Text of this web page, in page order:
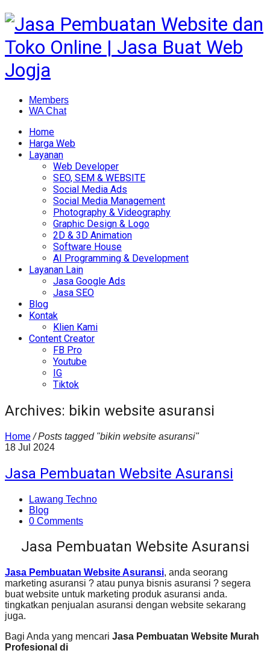
Members
WA Chat
Home
Harga Web
Layanan
Web Developer
SEO, SEM & WEBSITE
Social Media Ads
Social Media Management
Photography & Videography
Graphic Design & Logo
2D & 3D Animation
Software House
AI Programming & Development
Layanan Lain
Jasa Google Ads
Jasa SEO
Blog
Kontak
Klien Kami
Content Creator
FB Pro
Youtube
IG
Tiktok
Archives: bikin website asuransi
Home / Posts tagged "bikin website asuransi"
18 Jul 2024
Jasa Pembuatan Website Asuransi
Lawang Techno
Blog
0 Comments
Jasa Pembuatan Website Asuransi
Jasa Pembuatan Website Asuransi, anda seorang
marketing asuransi ? atau punya bisnis asuransi ? segera
buat website untuk marketing produk asuransi anda.
tingkatkan penjualan asuransi dengan website sekarang
juga.
Bagi Anda yang mencari Jasa Pembuatan Website Murah
Profesional di